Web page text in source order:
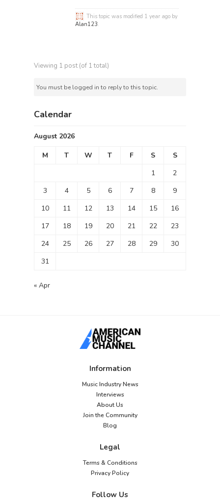
This topic was modified 1 year ago by
Alan123.
Viewing 1 post (of 1 total)
You must be logged in to reply to this topic.
Calendar
August 2026
M T W T F S
S
1
2
3
4 5 6 7 8
9
10
11 12 13 14 15
16
17
18 19 20 21 22
23
24
25 26 27 28 29
30
31
« Apr
Information
Music Industry News
Interviews
About Us
Join the Community
Blog
Legal
Terms & Conditions
Privacy Policy
Follow Us